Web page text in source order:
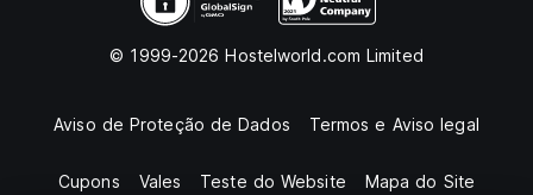
© 1999-2026 Hostelworld.com Limited
Aviso de Proteção de Dados Termos e Aviso legal
Cupons Vales Teste do Website Mapa do Site